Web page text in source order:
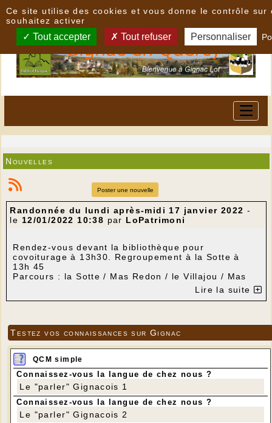
Nouvelles
Poster une nouvelle
Randonnée du lundi après-midi 17 janvier 2022 -
le 12/01/2022 10:38 par LoPatrimoni
Rendez-vous devant la bibliothèque pour
covoiturage à 13h30. Regroupement à la Sotte à
13h 45
Parcours : la Sotte / Mas Redon / le Villajou / Mas
celle-ci sera dégustée à la Sotte, sur la table
installée par la mairie.
Apportez votre gobelet.
Lire la suite
Testez vos connaissances sur Gignac
QCM simple
Connaissez-vous la langue de chez nous ?
Le "parler" Gignacois 1
Connaissez-vous la langue de chez nous ?
Le "parler" Gignacois 2
Ce site utilise des cookies et vous donne le contrôle sur
souhaitez activer
Tout accepter Tout refuser Personnaliser